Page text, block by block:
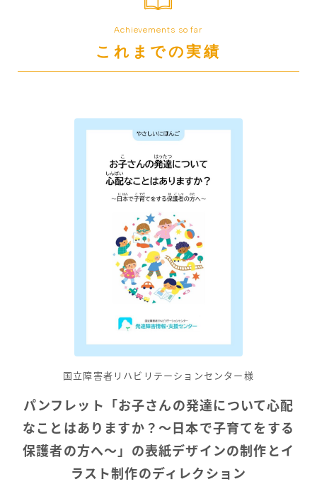
Achievements so far
これまでの実績
国立障害者リハビリテーションセンター様
パンフレット「お子さんの発達について心配
なことはありますか？～日本で子育てをする
保護者の方へ～」の表紙デザインの制作とイ
ラスト制作のディレクション